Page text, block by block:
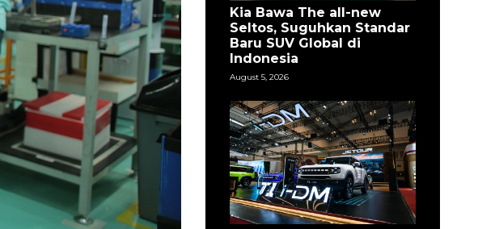
Kia Bawa The all-new
Seltos, Suguhkan Standar
Baru SUV Global di
Indonesia
August 5, 2026